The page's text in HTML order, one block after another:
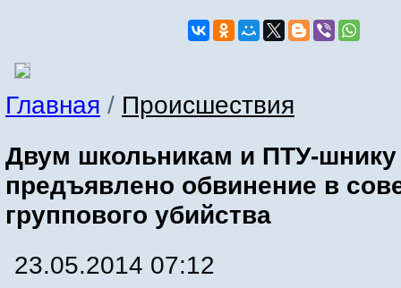
Главная / Происшествия
Двум школьникам и ПТУ-шнику
предъявлено обвинение в
группового убийства
23.05.2014 07:12